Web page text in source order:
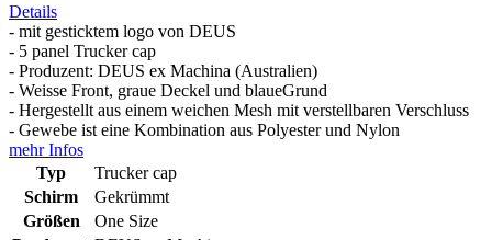
Details
- mit gesticktem logo von DEUS
- 5 panel Trucker cap
- Produzent: DEUS ex Machina (Australien)
- Weisse Front, graue Deckel und blaueGrund
- Hergestellt aus einem weichen Mesh mit verstellbaren Verschluss
- Gewebe ist eine Kombination aus Polyester und Nylon
mehr Infos
Typ
Trucker cap
Schirm
Gekrümmt
Größen
One Size